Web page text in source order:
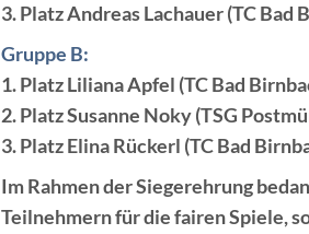
3. Platz Andreas Lachauer (TC Bad
Gruppe B:
1. Platz Liliana Apfel (TC Bad
2. Platz Susanne Noky (TSG
3. Platz Elina Rückerl (TC Bad
Im Rahmen der Siegerehrung
Teilnehmern für die fairen Spiele,